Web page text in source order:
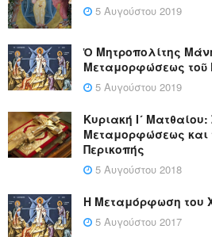
5 Αυγούστου 2019
Ὁ Μητροπολίτης
Μεταμορφώσεως τοῦ
5 Αυγούστου 2019
Κυριακή Ι´
Μεταμορφώσεως και
Περικοπής
5 Αυγούστου 2018
Η Μεταμόρφωση του
5 Αυγούστου 2017